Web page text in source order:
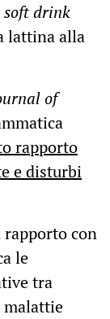
soft drink
lattina alla
of
rapporto
e disturbi
con
le
tra
malattie